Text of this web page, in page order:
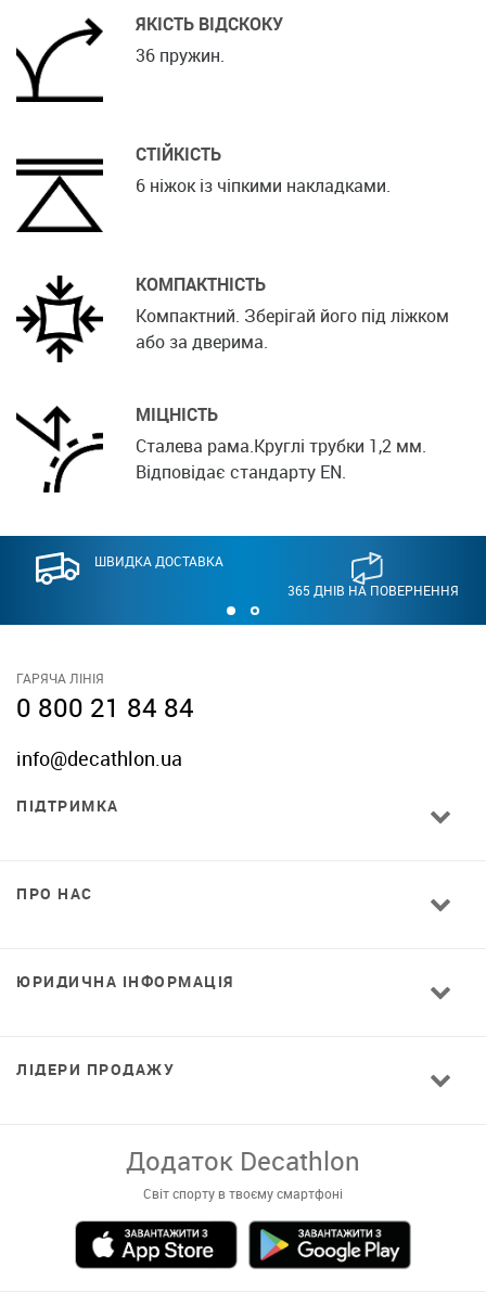
ЯКІСТЬ ВІДСКОКУ
36 пружин.
СТІЙКІСТЬ
6 ніжок із чіпкими накладками.
КОМПАКТНІСТЬ
Компактний. Зберігай його під ліжком
або за дверима.
МІЦНІСТЬ
Сталева рама.Круглі трубки 1,2 мм.
Відповідає стандарту EN.
ШВИДКА ДОСТАВКА
365 ДНІВ НА ПОВЕРНЕННЯ
ГАРЯЧА ЛІНІЯ
0 800 21 84 84
info@decathlon.ua
ПІДТРИМКА
ПРО НАС
ЮРИДИЧНА ІНФОРМАЦІЯ
ЛІДЕРИ ПРОДАЖУ
Додаток Decathlon
Світ спорту в твоєму смартфоні